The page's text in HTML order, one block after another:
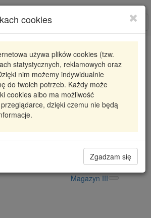
cookies
używa plików cookies (tzw.
statystycznych, reklamowych oraz
nim możemy indywidualnie
do twoich potrzeb. Każdy może
cookies albo ma możliwość
dzięki czemu nie będą
Zgadzam się
BMW
Filia Lublin 0
Magazyn II
Magazyn V
Magazyn III